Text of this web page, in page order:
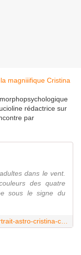
rédactrice sur
par
dans le vent.
des quatre
sous le signe du